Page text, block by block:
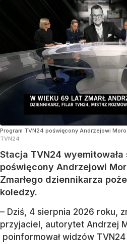
Program TVN24 poświęcony Andrzejowi
TVN24
Stacja TVN24
poświęcony Andrzejowi
Zmarłego dziennikarza
koledzy.
– Dziś, 4 sierpnia 2026 roku,
przyjaciel, autorytet Andrzej
poinformował widzów